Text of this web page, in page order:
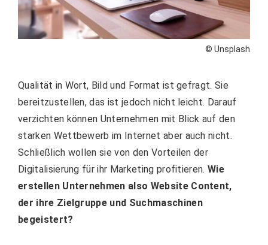
© Unsplash
Qualität in Wort, Bild und Format ist gefragt. Sie
bereitzustellen, das ist jedoch nicht leicht. Darauf
verzichten können Unternehmen mit Blick auf den
starken Wettbewerb im Internet aber auch nicht.
Schließlich wollen sie von den Vorteilen der
Digitalisierung für ihr Marketing profitieren.Wie
erstellen Unternehmen also Website Content,
der ihre Zielgruppe und Suchmaschinen
begeistert?